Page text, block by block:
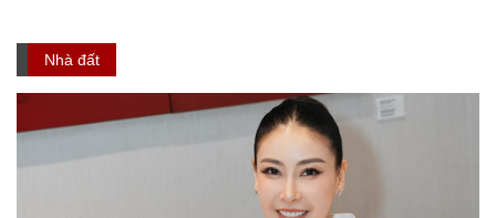
Nhà đất